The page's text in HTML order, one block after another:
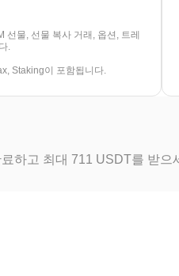
선물, 선물 복사 거래, 옵션, 트레
.
Staking이 포함됩니다.
하고 최대 711 USDT를 받으